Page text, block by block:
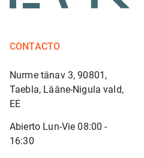
CONTACTO
Nurme tänav 3, 90801,
Taebla, Lääne-Nigula vald,
EE
Abierto Lun-Vie 08:00 -
16:30